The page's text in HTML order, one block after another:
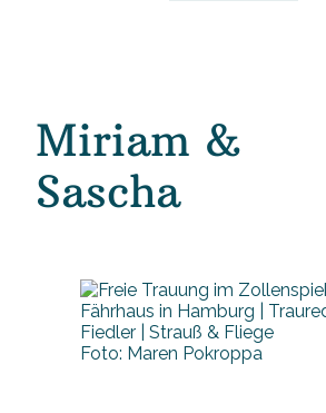
Miriam &
Sascha
Foto: Maren Pokroppa